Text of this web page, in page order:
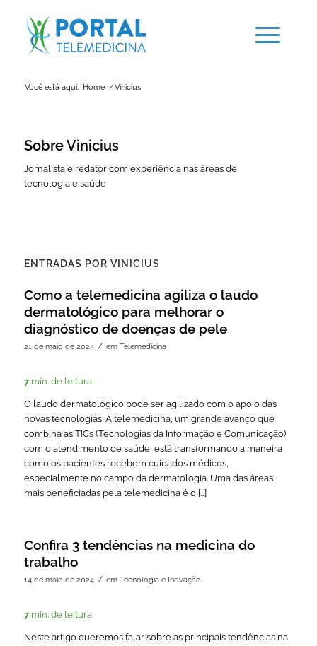
Você está aqui: Home / Vinicius
SobreVinicius
Jornalista e redator com experiência nas áreas de
tecnologia e saúde
ENTRADAS POR VINICIUS
Como a telemedicina agiliza o laudo
dermatológico para melhorar o
diagnóstico de doenças de pele
21 de maio de 2024 / em Telemedicina
7 min. de leitura
O laudo dermatológico pode ser agilizado com o apoio das
novas tecnologias. A telemedicina, um grande avanço que
combina as TICs (Tecnologias da Informação e Comunicação)
com o atendimento de saúde, está transformando a maneira
como os pacientes recebem cuidados médicos,
especialmente no campo da dermatologia. Uma das áreas
mais beneficiadas pela telemedicina é o […]
Confira 3 tendências na medicina do
trabalho
14 de maio de 2024 / em Tecnologia e Inovação
7 min. de leitura
Neste artigo queremos falar sobre as principais tendências na